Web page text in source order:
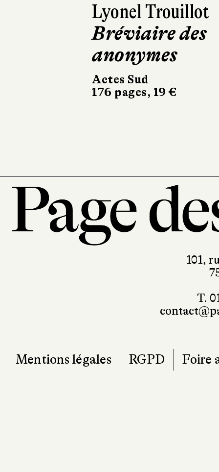
Tiphaine Le Gall
D'ailleurs, ce
n'est pas ma
maison
La Manufacture de
101,
T.
Mentions légales RGPD Foire